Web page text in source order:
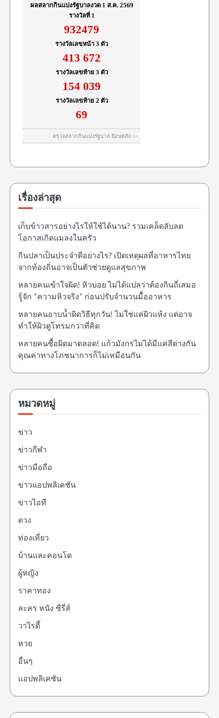
เรื่องล่าสุด
เก็บข้าวสารอย่างไรให้ใช้ได้นาน? รวมเคล็ดลับลด
โอกาสเกิดแมลงในครัว
กินปลาเป็นประจำดีอย่างไร? เปิดเหตุผลที่อาหารไทย
จากท้องถิ่นอาจเป็นตัวช่วยดูแลสุขภาพ
หลายคนเข้าใจผิด! หิวบ่อย ไม่ได้แปลว่าต้องกินถี่เสมอ
รู้จัก “ความหิวจริง” ก่อนปรับจำนวนมื้ออาหาร
หลายคนอาบน้ำผิดวิธีทุกวัน! ไม่ใช่แค่ผิวแห้ง แต่อาจ
ทำให้ผิวดูโทรมกว่าที่คิด
หลายคนซื้อผิดมาตลอด! แก้วมังกรไม่ได้มีแค่สีต่างกัน
คุณค่าทางโภชนาการก็ไม่เหมือนกัน
หมวดหมู่
ข่าว
ข่าวกีฬา
ข่าวมือถือ
ข่าวแอปพลิเคชัน
ข่าวไอที
ดวง
ท่องเที่ยว
บ้านและคอนโด
ผู้หญิง
ราคาทอง
ละคร หนัง ซีรี่ส์
วาไรตี้
หวย
อื่นๆ
แอปพลิเคชัน